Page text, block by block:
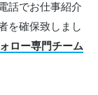
話でお仕事紹介
を確保致しまし
ロー専門チーム